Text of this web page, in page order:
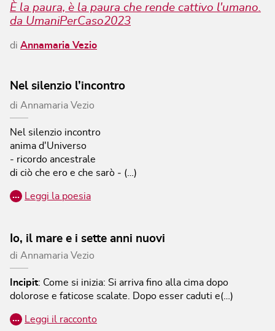
È la paura, è la paura che rende cattivo l'umano.
da UmaniPerCaso2023
di Annamaria Vezio
Nel silenzio l’incontro
di Annamaria Vezio
Nel silenzio incontro
anima d'Universo
‐ ricordo ancestrale
di ciò che ero e che sarò ‐ (…)
… Leggi la poesia
Io, il mare e i sette anni nuovi
di Annamaria Vezio
Incipit: Come si inizia: Si arriva fino alla cima dopo
dolorose e faticose scalate. Dopo esser caduti e(…)
… Leggi il racconto